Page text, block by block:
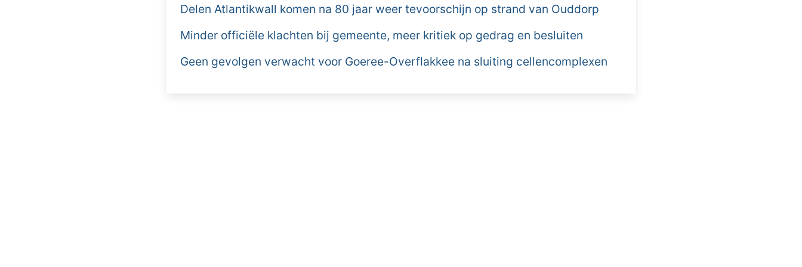
Delen Atlantikwall komen na 80 jaar weer tevoorschijn op strand van Ouddorp
Minder officiële klachten bij gemeente, meer kritiek op gedrag en besluiten
Geen gevolgen verwacht voor Goeree-Overflakkee na sluiting cellencomplexen